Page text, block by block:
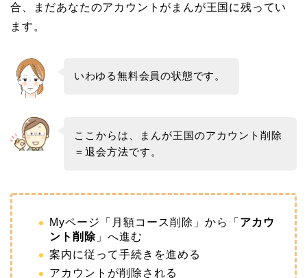
合、まだあなたのアカウントがまんが王国に残ってい
ます。
いわゆる無料会員の状態です。
ここからは、まんが王国のアカウント削除
＝退会方法です。
Myページ「月額コース削除」から「 アカウ
ント削除 」へ進む
案内に従って手続きを進める
アカウントが削除される